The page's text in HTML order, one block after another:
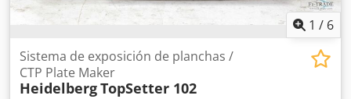
1 / 6
Sistema de exposición de planchas /
CTP Plate Maker
HeidelbergTopSetter 102